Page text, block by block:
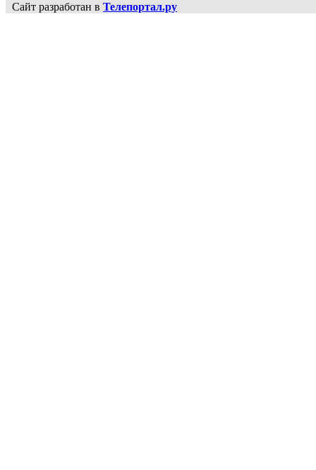
Сайт разработан в Телепортал.ру